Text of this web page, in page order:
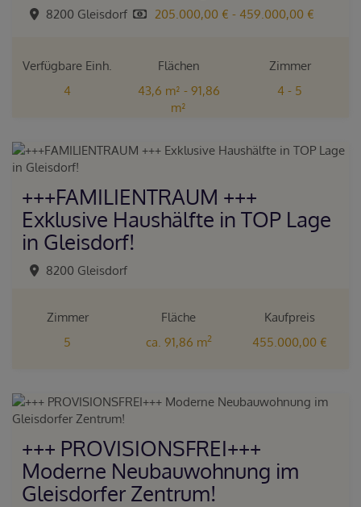
8200 Gleisdorf 205.000,00 € - 459.000,00 €
Verfügbare Einh.
4
Flächen
43,6 m² - 91,86
m²
Zimmer
4 - 5
+++FAMILIENTRAUM +++
Exklusive Haushälfte in TOP Lage
in Gleisdorf!
8200 Gleisdorf
Zimmer
5
Fläche
ca. 91,86 m2
Kaufpreis
455.000,00 €
+++ PROVISIONSFREI+++
Moderne Neubauwohnung im
Gleisdorfer Zentrum!